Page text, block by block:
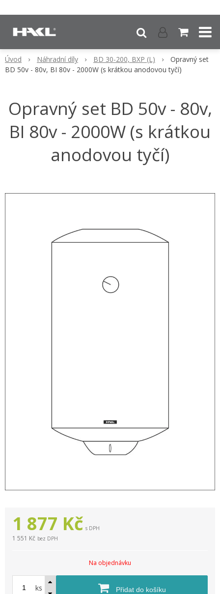
Úvod Náhradní díly BD 30-200, BXP (L)
Opravný set
BD 50v - 80v, BI 80v - 2000W (s krátkou anodovou tyčí)
Opravný set BD 50v - 80v,
BI 80v - 2000W (s krátkou
anodovou tyčí)
1 877 Kč s DPH
1 551 Kč bez DPH
Na objednávku
ks Přidat do košíku